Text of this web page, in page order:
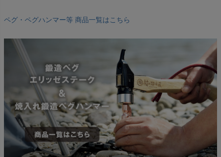
ペグ・ペグハンマー等 商品一覧はこちら